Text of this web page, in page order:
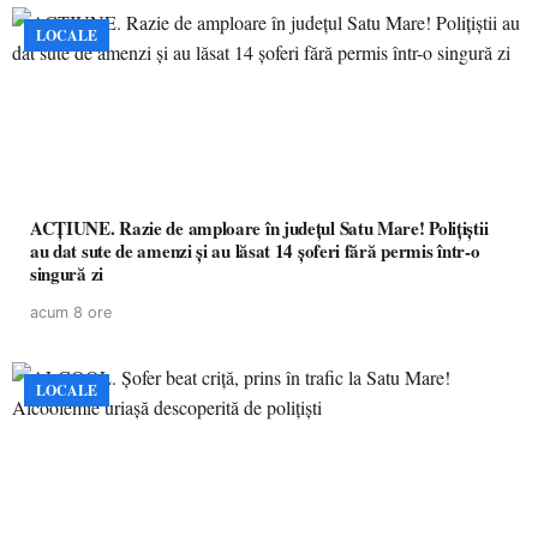
LOCALE
ACȚIUNE. Razie de amploare în județul Satu Mare! Polițiștii
au dat sute de amenzi și au lăsat 14 șoferi fără permis într-o
singură zi
acum 8 ore
LOCALE